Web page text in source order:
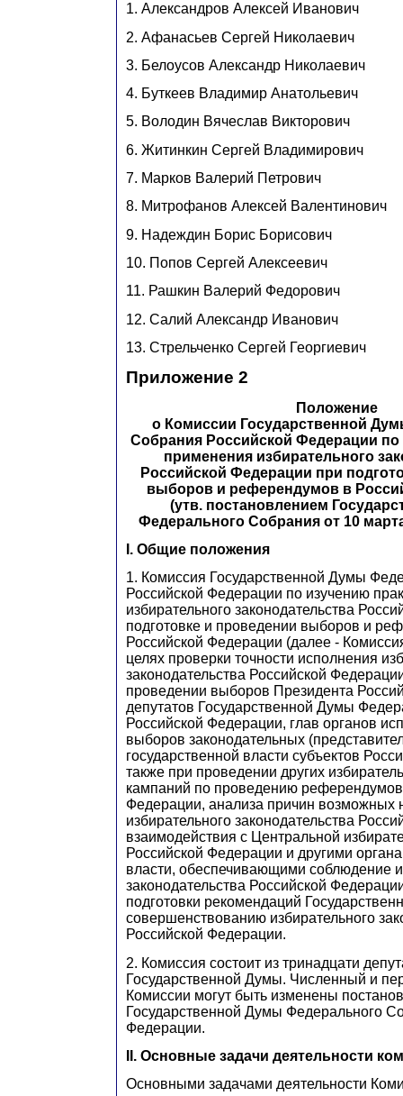
1. Александров Алексей Иванович
2. Афанасьев Сергей Николаевич
3. Белоусов Александр Николаевич
4. Буткеев Владимир Анатольевич
5. Володин Вячеслав Викторович
6. Житинкин Сергей Владимирович
7. Марков Валерий Петрович
8. Митрофанов Алексей Валентинович
9. Надеждин Борис Борисович
10. Попов Сергей Алексеевич
11. Рашкин Валерий Федорович
12. Салий Александр Иванович
13. Стрельченко Сергей Георгиевич
Приложение 2
Положение
о Комиссии Государственной
Собрания Российской Федерации по
применения избирательного
Российской Федерации при
выборов и референдумов в
(утв. постановлением
Федерального Собрания от 10 марта
I. Общие положения
1. Комиссия Государственной Думы
Российской Федерации по изучению
избирательного законодательства
подготовке и проведении выборов и
Российской Федерации (далее -
целях проверки точности исполнения
законодательства Российской
проведении выборов Президента
депутатов Государственной Думы
Российской Федерации, глав органов
выборов законодательных
государственной власти субъектов
также при проведении других
кампаний по проведению референдумов
Федерации, анализа причин возможных
избирательного законодательства
взаимодействия с Центральной
Российской Федерации и другими
власти, обеспечивающими соблюдение
законодательства Российской
подготовки рекомендаций
совершенствованию избирательного
Российской Федерации.
2. Комиссия состоит из тринадцати
Государственной Думы. Численный и
Комиссии могут быть изменены
Государственной Думы Федерального
Федерации.
II. Основные задачи деятельности
Основными задачами деятельности